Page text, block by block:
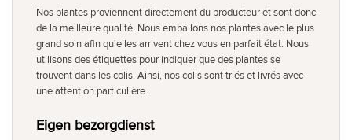
Nos plantes proviennent directement du producteur et sont donc
de la meilleure qualité. Nous emballons nos plantes avec le plus
grand soin afin qu'elles arrivent chez vous en parfait état. Nous
utilisons des étiquettes pour indiquer que des plantes se
trouvent dans les colis. Ainsi, nos colis sont triés et livrés avec
une attention particulière.
Eigen bezorgdienst